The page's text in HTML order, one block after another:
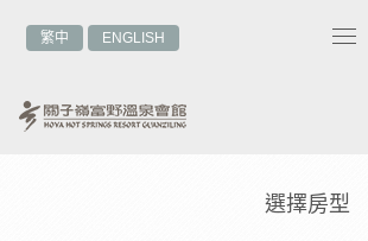
繁中 ENGLISH
選擇房型